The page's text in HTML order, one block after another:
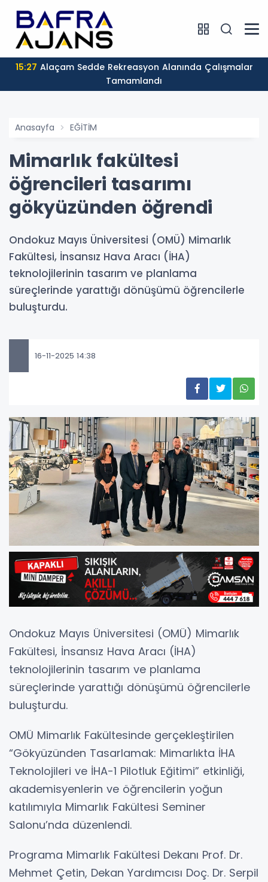
15:27
Tamamlandı
Anasayfa EĞİTİM
Mimarlık fakültesi
öğrencileri tasarımı
gökyüzünden öğrendi
Ondokuz Mayıs Üniversitesi (OMÜ) Mimarlık
Fakültesi, İnsansız Hava Aracı (İHA)
teknolojilerinin tasarım ve planlama
süreçlerinde yarattığı dönüşümü öğrencilerle
buluşturdu.
16-11-2025 14:38
Ondokuz Mayıs Üniversitesi (OMÜ) Mimarlık
Fakültesi, İnsansız Hava Aracı (İHA)
teknolojilerinin tasarım ve planlama
süreçlerinde yarattığı dönüşümü öğrencilerle
buluşturdu.
OMÜ Mimarlık Fakültesinde gerçekleştirilen
“Gökyüzünden Tasarlamak: Mimarlıkta İHA
Teknolojileri ve İHA-1 Pilotluk Eğitimi” etkinliği,
akademisyenlerin ve öğrencilerin yoğun
katılımıyla Mimarlık Fakültesi Seminer
Salonu’nda düzenlendi.
Programa Mimarlık Fakültesi Dekanı Prof. Dr.
Mehmet Çetin, Dekan Yardımcısı Doç. Dr. Serpil